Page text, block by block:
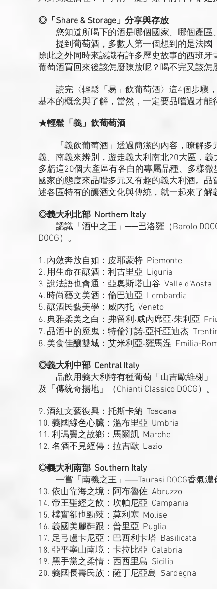
◎「Share & Storage」分享與存放
您知道所喝下的酒是哪個國家、哪個產區
提到葡萄酒，多數人第一個想到的是法國
除此之外同時來認識有許多歷史故事的西班
葡萄酒買回來後該怎麼陳放呢？喝不完又該
讀完〈輕鬆「易」飲葡萄酒〉這4個步驟，
基本的概念與了解，當然，一定要品嚐過才
★輕鬆「義」飲葡萄酒
「義飲葡萄酒」透過簡潔的內容，瞭解
義、南義來辨別，遊走義大利南北20大區，
多虧這20個大產區有各自的專屬品種、多樣
國家的態度來品嚐多元又有趣的義大利酒。
述各區特有的釀酒文化與傳統，就一起來了解
◎義大利北部 Northern Italy
認識「酒中之王」──巴洛羅（Barolo
DOCG）。
1. 內斂奔放自如：皮耶蒙特 Piemonte
2. 用生命在釀酒：利古里亞 Liguria
3. 說法語也會通：亞奧斯塔山谷 Valle d’Aosta
4. 時尚藝文美酒：倫巴迪亞 Lombardia
5. 釀酒民藝美學：威內托 Veneto
6. 典雅柔美之白：弗留利‧威內席亞‧朱利亞
7. 品酒中的魔鬼：特倫汀諾‧亞托亞迪杰
8. 美食佳釀雙城：艾米利亞‧羅馬涅 Emilia-
◎義大利中部 Central Italy
品飲用義大利特有種葡萄「山吉歐維榭」（
及「傳統奇揚地」（Chianti Classico DOCG）。
9. 酒紅文藝復興：托斯卡納 Toscana
10. 義國綠色心臟：溫布里亞 Umbria
11. 利瑪竇之故鄉：馬爾凱 Marche
12. 名酒不見經傳：拉吉歐 Lazio
◎義大利南部 Southern Italy
一嘗「南義之王」──Taurasi DOCG香氣濃
13. 依山靠海之境：阿布魯佐 Abruzzo
14. 帝王聖經之飲：坎帕尼亞 Campania
15. 樸實卻也勁辣：莫利塞 Molise
16. 義國美麗鞋跟：普里亞 Puglia
17. 足弓盧卡尼亞：巴西利卡塔 Basilicata
18. 亞平寧山南境：卡拉比亞 Calabria
19. 黑手黨之柔情：西西里島 Sicilia
20. 義國長壽民族：薩丁尼亞島 Sardegna